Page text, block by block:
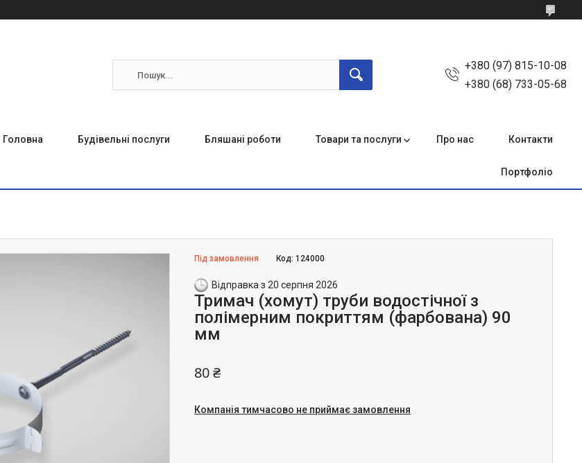
+380 (97) 815-10-08
+380 (68) 733-05-68
Головна Будівельні послуги Бляшані роботи Товари та послуги Про нас Контакти
Портфоліо
Під замовлення Код:124000
Відправка з 20 серпня 2026
Тримач (хомут) труби водостічної з
полімерним покриттям (фарбована) 90
мм
80 ₴
Компанія тимчасово не приймає замовлення